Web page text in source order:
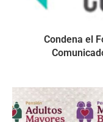
Condena el